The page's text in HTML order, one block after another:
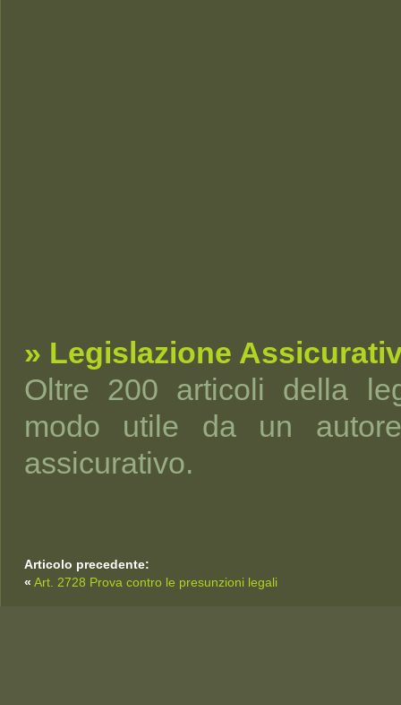
» Legislazione
Oltre 200 articoli della
modo utile da un
assicurativo.
Articolo precedente:
« Art. 2728 Prova contro le presunzioni legali